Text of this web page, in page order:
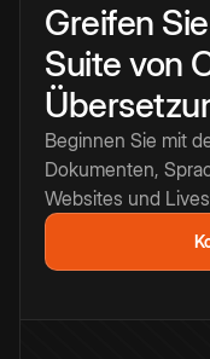
Greifen
Suite von
Beginnen Sie mit
Dokumenten,
Websites und